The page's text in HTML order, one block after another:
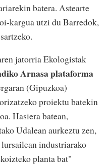
batera. Astearte
kargua utzi du Barredok,
sartzeko.
jatorria Ekologistak
Arnasa plataforma
(Gipuzkoa)
proiektu batekin
Hasiera batean,
Udalean aurkeztu zen,
industriarako
planta bat"